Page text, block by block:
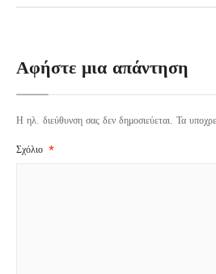
Αφήστε μια απάντηση
Η ηλ. διεύθυνση σας δεν δημοσιεύεται. Τα
Σχόλιο *